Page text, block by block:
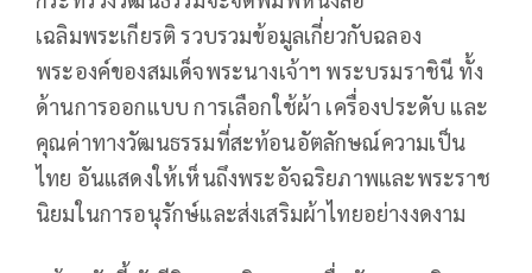
เฉลิมพระเกียรติ รวบรวมข้อมูลเกี่ยวกับฉลอง
พระองค์ของสมเด็จพระนางเจ้าฯ พระบรมราชินี ทั้ง
ด้านการออกแบบ การเลือกใช้ผ้า เครื่องประดับ และ
คุณค่าทางวัฒนธรรมที่สะท้อนอัตลักษณ์ความเป็น
ไทย อันแสดงให้เห็นถึงพระอัจฉริยภาพและพระราช
นิยมในการอนุรักษ์และส่งเสริมผ้าไทยอย่างงดงาม